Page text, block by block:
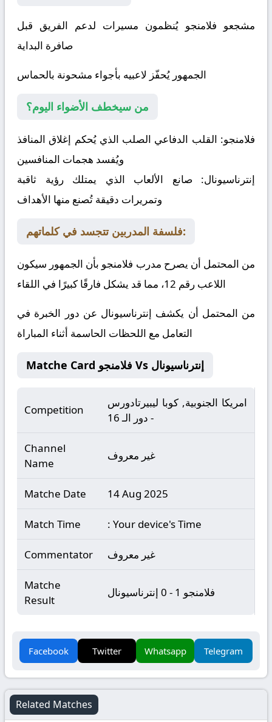
مشجعو فلامنجو يُنظمون مسيرات لدعم الفريق قبل
صافرة البداية
الجمهور يُحفّز لاعبيه بأجواء مشحونة بالحماس
من سيخطف الأضواء اليوم؟
فلامنجو: القلب الدفاعي الصلب الذي يُحكم إغلاق المنافذ
ويُفسد هجمات المنافسين
إنترناسيونال: صانع الألعاب الذي يمتلك رؤية ثاقبة
وتمريرات دقيقة تُصنع منها الأهداف
فلسفة المدربين تتجسد في كلماتهم:
من المحتمل أن يصرح مدرب فلامنجو بأن الجمهور سيكون
اللاعب رقم 12، مما قد يشكل فارقًا كبيرًا في اللقاء
من المحتمل أن يكشف إنترناسيونال عن دور الخبرة في
التعامل مع اللحظات الحاسمة أثناء المباراة
Matche Card فلامنجو Vs إنترناسيونال
Competition
امريكا الجنوبية, كوبا ليبيرتادورس
- دور الـ 16
Channel
Name
غير معروف
Matche Date 14 Aug 2025
Match Time : Your device's Time
Commentator غير معروف
Matche
Result
فلامنجو 1 - 0 إنترناسيونال
Facebook Twitter Whatsapp Telegram
Related Matches